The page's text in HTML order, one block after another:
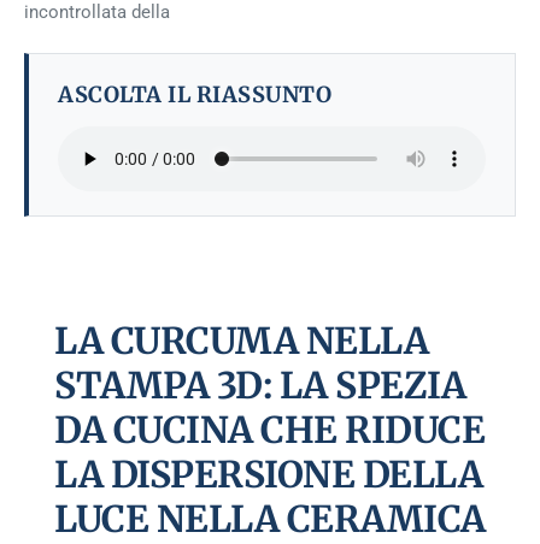
incontrollata della
ASCOLTA IL RIASSUNTO
LA CURCUMA NELLA
STAMPA 3D: LA SPEZIA
DA CUCINA CHE RIDUCE
LA DISPERSIONE DELLA
LUCE NELLA CERAMICA